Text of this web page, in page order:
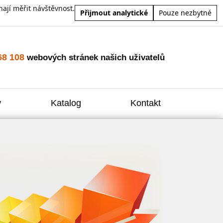
měřit návštěvnost.
Přijmout analytické Pouze nezbytné
108 webových stránek našich uživatelů
Katalog Kontakt